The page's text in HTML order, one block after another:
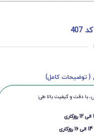
{ توضیحات کامل}
دقت و کیفیت بالا طی: